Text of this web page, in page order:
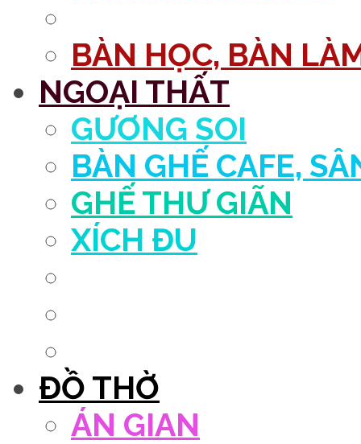
BÀN HỌC, BÀN
NGOẠI THẤT
GƯƠNG SOI
BÀN GHẾ CAFE,
GHẾ THƯ GIÃN
XÍCH ĐU
ĐỒ THỜ
ÁN GIAN